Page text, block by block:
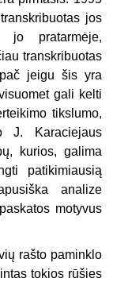
jos
jo pratarmėje,
transkribuotas
jeigu šis yra
gali kelti
tikslumo,
J. Karaciejaus
kurios, galima
patikimiausią
analize
motyvus
rašto paminklo
tokios rūšies